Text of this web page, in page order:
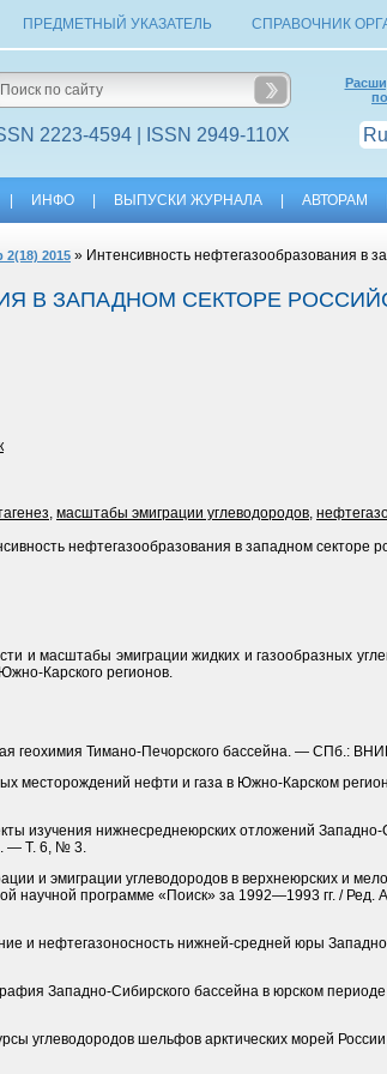
ПРЕДМЕТНЫЙ УКАЗАТЕЛЬ СПРАВОЧНИК
2223-4594 | ISSN 2949-110X Ru
ИНФО ВЫПУСКИ ЖУРНАЛА АВТОРАМ
2(18) 2015 » Интенсивность нефтегазообразования в
В ЗАПАДНОМ СЕКТОРЕ
, масштабы эмиграции углеводородов,
нефтегазообразования в западном секторе
и масштабы эмиграции жидких и газообразных
Карского регионов.
геохимия Тимано-Печорского бассейна. — СПб.:
месторождений нефти и газа в Южно-Карском
изучения нижнесреднеюрских отложений Западно-
— Т. 6, № 3.
и эмиграции углеводородов в верхнеюрских и
научной программе «Поиск» за 1992—1993 гг. /
и нефтегазоносность нижней-средней юры
Западно-Сибирского бассейна в юрском
углеводородов шельфов арктических морей